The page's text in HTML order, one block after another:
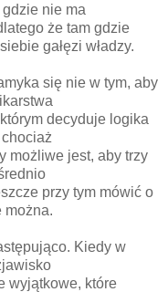
gdzie nie ma
że tam gdzie
gałęzi władzy.
się nie w tym, aby
decyduje logika
możliwe jest, aby trzy
przy tym mówić o
można.
Kiedy w
wyjątkowe, które